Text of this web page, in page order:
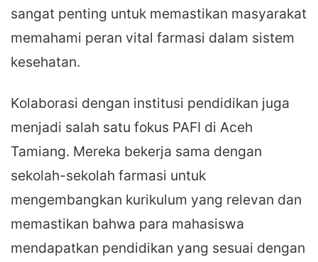
sangat penting untuk memastikan masyarakat
memahami peran vital farmasi dalam sistem
kesehatan.
Kolaborasi dengan institusi pendidikan juga
menjadi salah satu fokus PAFI di Aceh
Tamiang. Mereka bekerja sama dengan
sekolah-sekolah farmasi untuk
mengembangkan kurikulum yang relevan dan
memastikan bahwa para mahasiswa
mendapatkan pendidikan yang sesuai dengan